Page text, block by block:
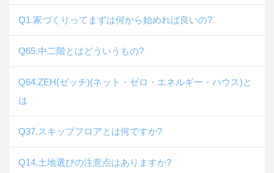
Q1.家づくりってまずは何から始めれば良いの?
Q65.中二階とはどういうもの?
Q64.ZEH(ゼッチ)(ネット・ゼロ・エネルギー・ハウス)と
は
Q37.スキップフロアとは何ですか?
Q14.土地選びの注意点はありますか?